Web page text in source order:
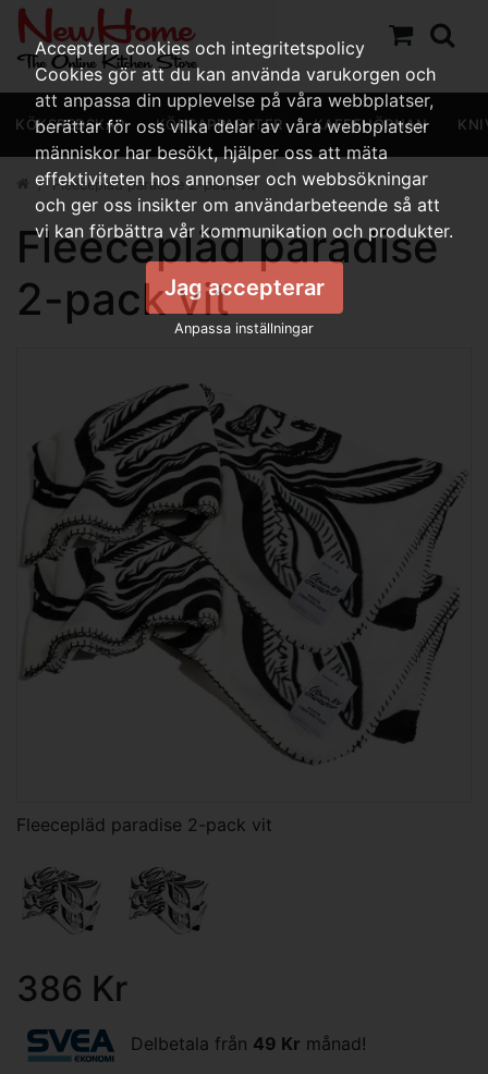
KÖKSREDSKAP KÖKSAPPARATER KAFFEHÖRNAN
Fleecepläd paradise 2-pack vit
Fleecepläd paradise
2-pack vit
Fleecepläd paradise 2-pack vit
386 Kr
Delbetala från 49 Kr månad!
Acceptera cookies och integritetspolicy
Cookies gör att du kan använda varukorgen och
att anpassa din upplevelse på våra webbplatser,
berättar för oss vilka delar av våra webbplatser
människor har besökt, hjälper oss att mäta
effektiviteten hos annonser och webbsökningar
och ger oss insikter om användarbeteende så att
vi kan förbättra vår kommunikation och produkter.
Jag accepterar
Anpassa inställningar